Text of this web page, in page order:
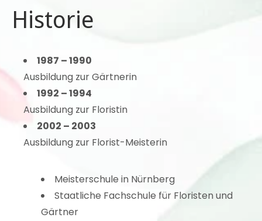
Historie
1987 – 1990
Ausbildung zur Gärtnerin
1992 – 1994
Ausbildung zur Floristin
2002 – 2003
Ausbildung zur Florist-Meisterin
Meisterschule in Nürnberg
Staatliche Fachschule für Floristen und
Gärtner